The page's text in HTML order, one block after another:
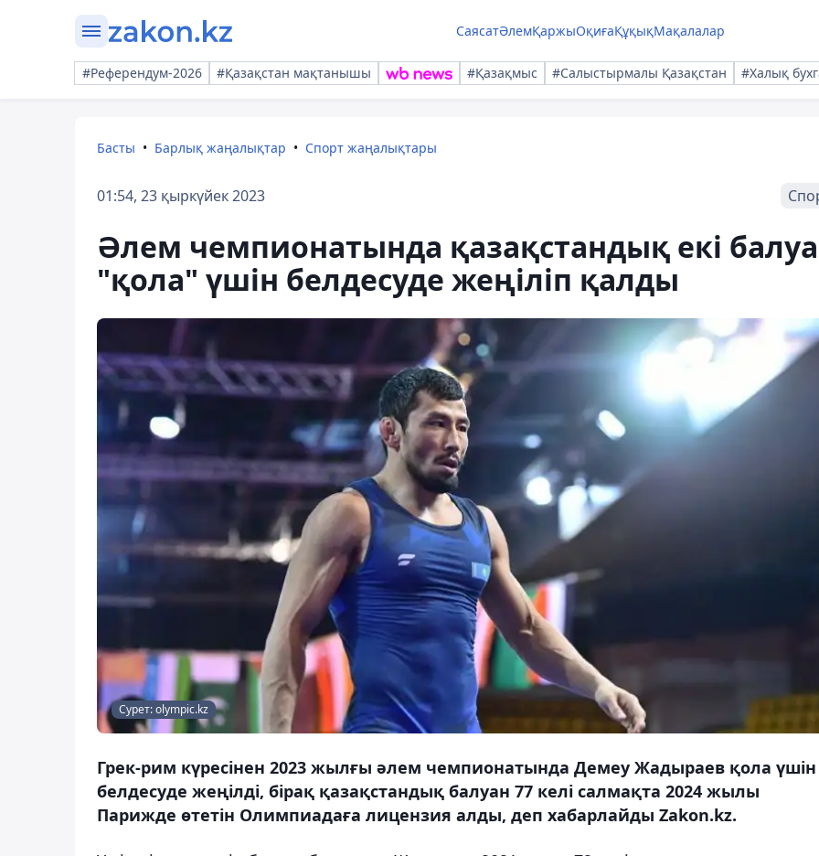
СаясатӘлемҚаржыОқиғаҚұқықМақалалар
#Референдум-2026 #Қазақстан мақтанышы #Қазақмыс #Салыстырмалы Қазақстан #Халық
Басты Барлық жаңалықтар Спорт жаңалықтары
01:54, 23 қыркүйек 2023
Әлем чемпионатында қазақстандық екі
"қола" үшін белдесуде жеңіліп қалды
Сурет: olympic.kz
Грек-рим күресінен 2023 жылғы әлем чемпионатында Демеу Жадыраев қола үшін
белдесуде жеңілді, бірақ қазақстандық балуан 77 келі салмақта 2024 жылы
Парижде өтетін Олимпиадаға лицензия алды, деп хабарлайды Zakon.kz.